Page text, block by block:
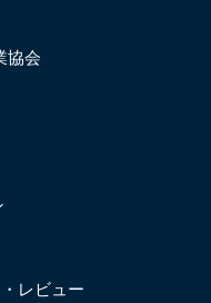
協会
レビュー